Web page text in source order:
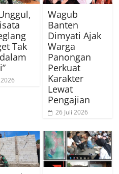
Tak
Wagub
Banten
Dimyati Ajak
Warga
Panongan
Perkuat
Karakter
Lewat
Pengajian
26 Juli 2026